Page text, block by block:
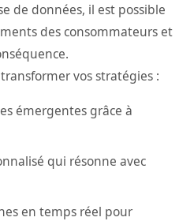
de données, il est possible
des consommateurs et
vos stratégies :
émergentes grâce à
qui résonne avec
en temps réel pour